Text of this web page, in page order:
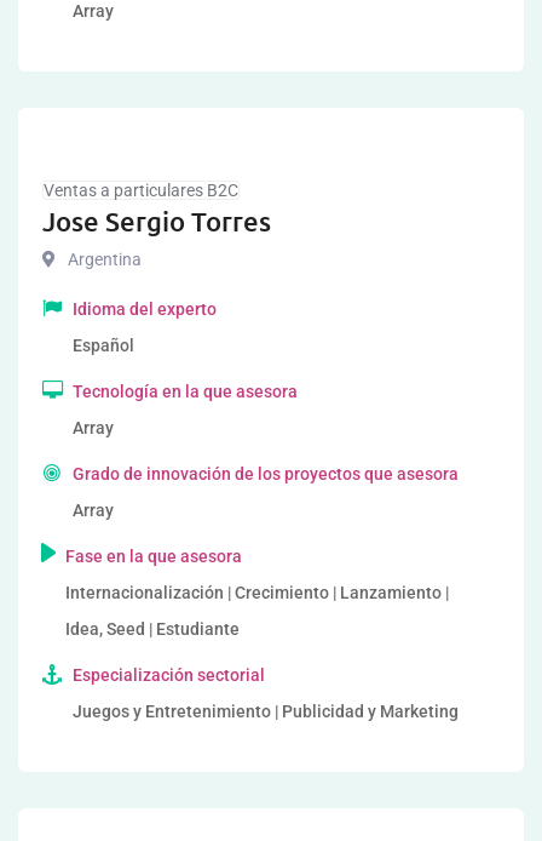
Array
Ventas a particulares B2C
Jose Sergio Torres
Argentina
Idioma del experto
Español
Tecnología en la que asesora
Array
Grado de innovación de los proyectos que asesora
Array
Fase en la que asesora
Internacionalización | Crecimiento | Lanzamiento |
Idea, Seed | Estudiante
Especialización sectorial
Juegos y Entretenimiento | Publicidad y Marketing